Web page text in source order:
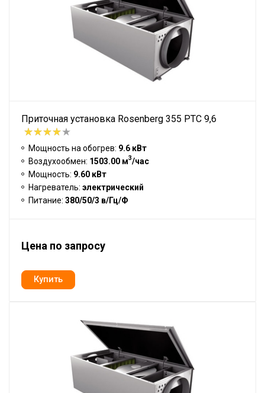
Приточная установка Rosenberg 355 PTC 9,6
Мощность на обогрев: 9.6 кВт
Воздухообмен: 1503.00 м3/час
Мощность: 9.60 кВт
Нагреватель: электрический
Питание: 380/50/3 в/Гц/Ф
Цена по запросу